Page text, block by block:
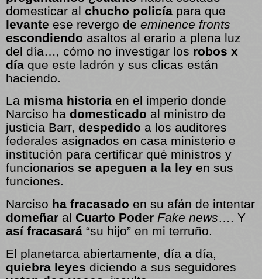
domesticar al chucho policía para que
levante ese revergo de eminence fronts
escondiendo asaltos al erario a plena luz
del día…, cómo no investigar los robos x
día que este ladrón y sus clicas están
haciendo.
La misma historia en el imperio donde
Narciso ha domesticado al ministro de
justicia Barr, despedido a los auditores
federales asignados en casa ministerio e
institución para certificar qué ministros y
funcionarios se apeguen a la ley en sus
funciones.
Narciso ha fracasado en su afán de intentar
domeñar al Cuarto Poder Fake news…. Y
así fracasará “su hijo” en mi terruño.
El planetarca abiertamente, día a día,
quiebra leyes diciendo a sus seguidores